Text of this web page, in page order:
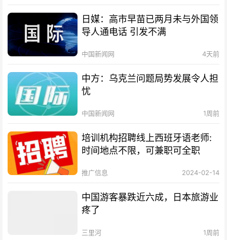
日媒：高市早苗已两月未与外国领
导人通电话 引发不满
中国新闻网 4天前
中方：乌克兰问题局势发展令人担
忧
中国新闻网 1周前
培训机构招聘线上西班牙语老师:
时间地点不限，可兼职可全职
推广信息 2024-02-14
中国游客暴跌近六成，日本旅游业
疼了
三里河 1周前